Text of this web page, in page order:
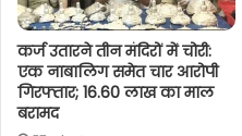
कर्ज उतारने तीन मंदिरों में चोरी:
एक नाबालिग समेत चार आरोपी
गिरफ्तार; 16.60 लाख का माल
बरामद